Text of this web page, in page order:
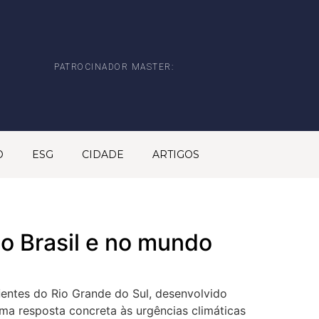
PATROCINADOR MASTER:
ESG CIDADE ARTIGOS
Brasil e no mundo
do Rio Grande do Sul, desenvolvido
resposta concreta às urgências climáticas